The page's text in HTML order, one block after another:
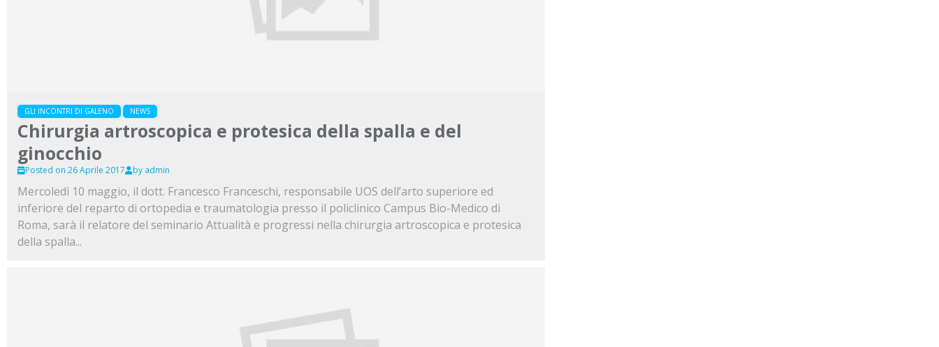
GLI INCONTRI DI GALENO NEWS
Chirurgia artroscopica e protesica della spalla e del
ginocchio
Posted on 26 Aprile 2017 by admin
Mercoledì 10 maggio, il dott. Francesco Franceschi, responsabile UOS dell’arto superiore ed
inferiore del reparto di ortopedia e traumatologia presso il policlinico Campus Bio-Medico di
Roma, sarà il relatore del seminario Attualità e progressi nella chirurgia artroscopica e protesica
della spalla...